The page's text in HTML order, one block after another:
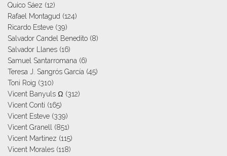
Quico Sáez (12)
Rafael Montagud (124)
Ricardo Esteve (39)
Salvador Candel Benedito (8)
Salvador Llanes (16)
Samuel Santarromana (6)
Teresa J. Sangrós García (45)
Toni Roig (310)
Vicent Banyuls Ω (312)
Vicent Conti (165)
Vicent Esteve (339)
Vicent Granell
(851)
Vicent Martinez (115)
Vicent Morales (118)